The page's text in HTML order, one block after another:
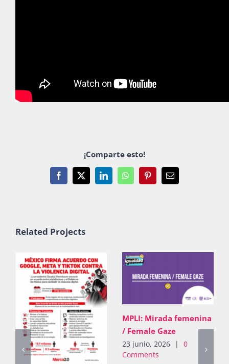
¡Comparte esto!
Facebook
X LinkedInWhatsAppPinterestEmail
Related Projects
femenina
0